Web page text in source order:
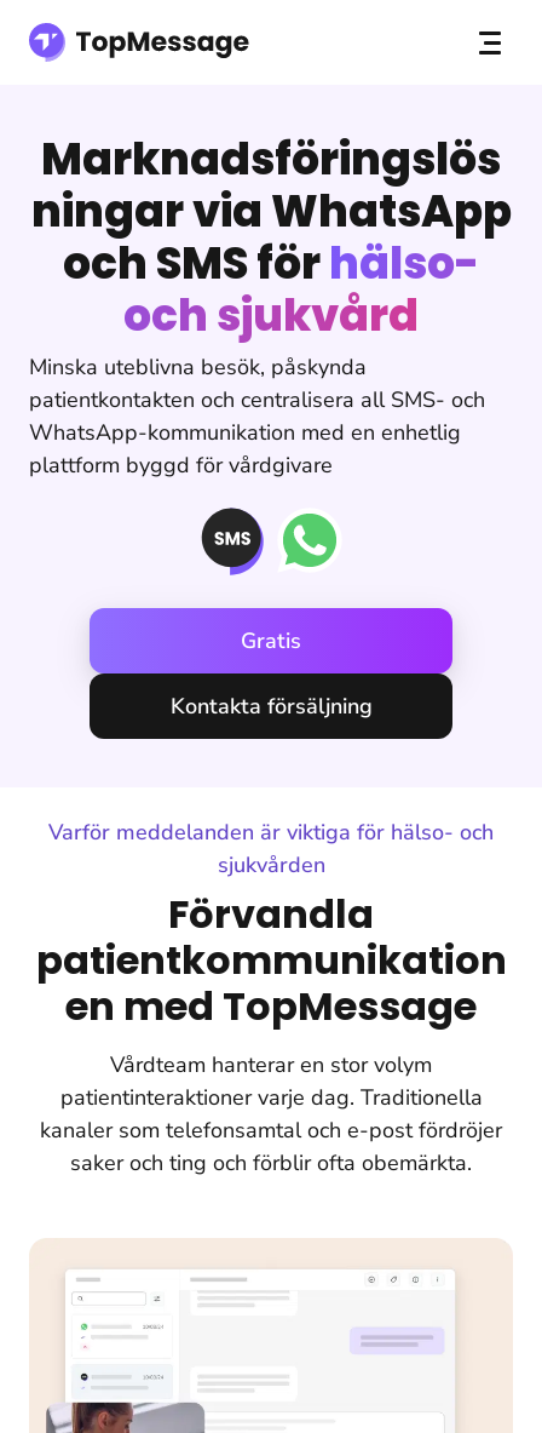
Marknadsföringslös
ningar via WhatsApp
och SMS förhälso-
och sjukvård
Minska uteblivna besök, påskynda
patientkontakten och centralisera all SMS- och
WhatsApp-kommunikation med en enhetlig
plattform byggd för vårdgivare
Gratis
Kontakta försäljning
Varför meddelanden är viktiga för hälso- och
sjukvården
Förvandla
patientkommunikation
en med TopMessage
Vårdteam hanterar en stor volym
patientinteraktioner varje dag. Traditionella
kanaler som telefonsamtal och e-post fördröjer
saker och ting och förblir ofta obemärkta.